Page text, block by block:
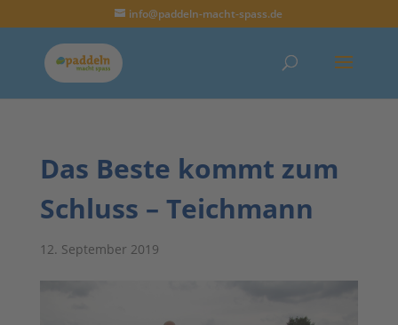
info@paddeln-macht-spass.de
Das Beste kommt zum
Schluss – Teichmann
12. September 2019